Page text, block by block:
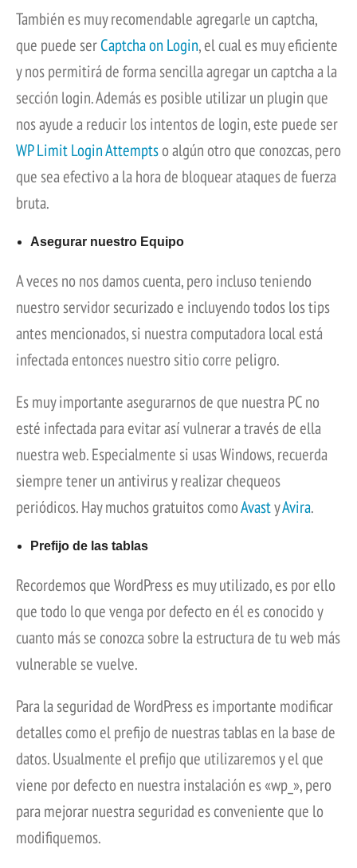
También es muy recomendable agregarle un captcha,
que puede serCaptcha on Login, el cual es muy eficiente
y nos permitirá de forma sencilla agregar un captcha a la
sección login. Además es posible utilizar un plugin que
nos ayude a reducir los intentos de login, este puede ser
WP Limit Login Attemptso algún otro que conozcas, pero
que sea efectivo a la hora de bloquear ataques de fuerza
bruta.
Asegurar nuestro Equipo
A veces no nos damos cuenta, pero incluso teniendo
nuestro servidor securizado e incluyendo todos los tips
antes mencionados, si nuestra computadora local está
infectada entonces nuestro sitio corre peligro.
Es muy importante asegurarnos de que nuestra PC no
esté infectada para evitar así vulnerar a través de ella
nuestra web. Especialmente si usas Windows, recuerda
siempre tener un antivirus y realizar chequeos
periódicos. Hay muchos gratuitos comoAvastyAvira.
Prefijo de las tablas
Recordemos que WordPress es muy utilizado, es por ello
que todo lo que venga por defecto en él es conocido y
cuanto más se conozca sobre la estructura de tu web más
vulnerable se vuelve.
Para la seguridad de WordPress es importante modificar
detalles como el prefijo de nuestras tablas en la base de
datos. Usualmente el prefijo que utilizaremos y el que
viene por defecto en nuestra instalación es «wp_», pero
para mejorar nuestra seguridad es conveniente que lo
modifiquemos.